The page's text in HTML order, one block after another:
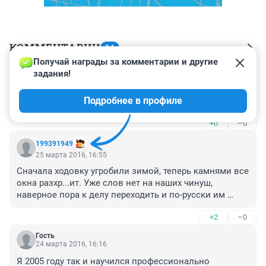
КОММЕНТАРИИ 94
Гость
Кризис потому , что врут и воруют.
+0 –0
199391949
Получай награды за комментарии и другие
задания!
Подробнее в профиле
25 марта 2016, 16:55
Сначала ходовку угробили зимой, теперь камнями все
окна разхр...ит. Уже слов нет на наших чинуш,
наверное пора к делу переходить и по-русски им
+2 –0
Гость
24 марта 2016, 16:16
Я 2005 году так и научился профессионально